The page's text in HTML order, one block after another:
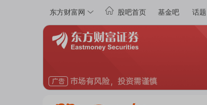
东方财富网 股吧首页 基金吧 话题